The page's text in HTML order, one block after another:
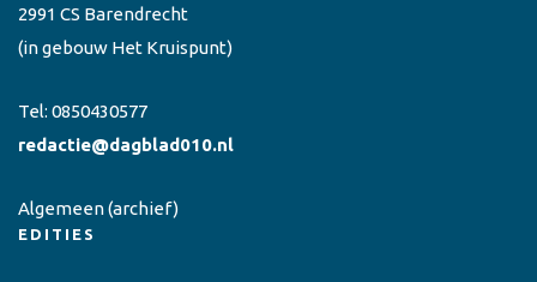
2991 CS Barendrecht
(in gebouw Het Kruispunt)
Tel: 0850430577
redactie@dagblad010.nl
Algemeen(archief)
EDITIES